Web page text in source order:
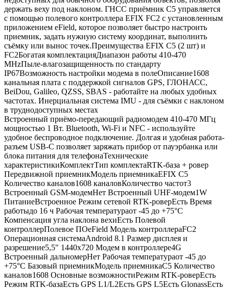
держать веху под наклоном. ГНСС приёмник C5 управляется
с помощью полевого контроллера EFIX FC2 с установленным
приложением eField, которое позволяет быстро настроить
приемник, задать нужную систему координат, выполнить
съёмку или вынос точек.Преимущества EFIX C5 (2 шт) и
FC2Богатая комплектацияДиапазон работы 410-470
MHzПыле-влагозащищенность по стандарту
IP67Возможность настройки модема в полеОписание1608
канальная плата с поддержкой сигналов GPS, ГЛОНАСС,
BeiDou, Galileo, QZSS, SBAS - работайте на любых удобных
частотах. Инерциальная система IMU - для съёмки с наклоном
в труднодоступных местах
Встроенный приёмо-передающий радиомодем 410-470 МГц
мощностью 1 Вт. Bluetooth, Wi-Fi и NFC - используйте
удобное беспроводное подключение. Долгая и удобная работа-
разъем USB-C позволяет заряжать прибор от пауэрбанка или
блока питания для телефонаТехнические
характеристикиКомплектТип комплектаRTK-база + ровер
Передвижной приемникМодель приемникаEFIX C5
Количество каналов1608 каналовКоличество частот3
Встроенный GSM-модемНет Встроенный UHF-модем1W
ПитаниеВстроенное Режим сетевой RTK-роверЕсть Время
работыдо 16 ч Рабочая температураот -45 до +75°C
Компенсация угла наклона вехиЕсть Полевой
контроллерПолевое ПОeField Модель контроллераFC2
Операционная системаAndroid 8.1 Размер дисплея и
разрешение5,5" 1440x720 Модем в контроллере4G
Встроенный дальномерНет Рабочая температураот -45 до
+75°C Базовый приемникМодель приемникаС5 Количество
каналов1608 Основные возможностиРежим RTK-роверЕсть
Режим RTK-базаЕсть GPS L1/L2Есть GPS L5Есть GlonassЕсть